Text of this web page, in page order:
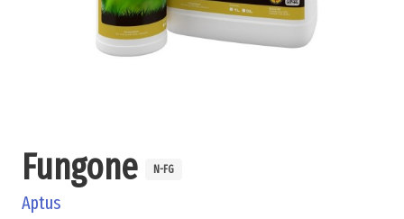
Fungone N-FG
Aptus